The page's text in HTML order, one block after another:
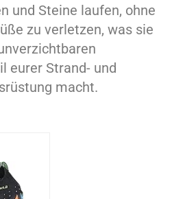
und Steine laufen, ohne
zu verletzen, was sie
eurer Strand- und
macht.